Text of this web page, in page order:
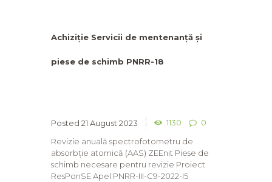
Achiziție Servicii de mentenanță și
piese de schimb PNRR-18
21 August 2023 1130
0
Revizie anuală spectrofotometru de
absorbție atomică (AAS) ZEEnit Piese de
schimb necesare pentru revizie Proiect
ResPonSE Apel PNRR-III-C9-2022-I5